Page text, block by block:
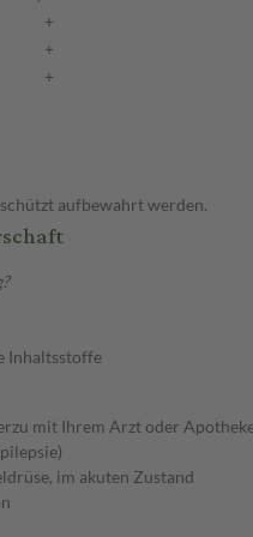
+
+
+
aufbewahrt werden.
Inhaltsstoffe
mit Ihrem Arzt oder
im akuten Zustand